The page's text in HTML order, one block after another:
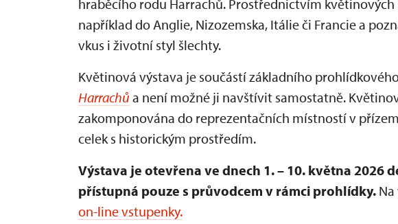
hraběcího rodu Harrachů. Prostřednictvím květinových
například do Anglie, Nizozemska, Itálie či Francie a
vkus i životní styl šlechty.
Květinová výstava je součástí základního
Harrachů a není možné ji navštívit samostatně.
zakomponována do reprezentačních místností v
celek s historickým prostředím.
Výstava je otevřena ve dnech 1. – 10. května 2026
přístupná pouze s průvodcem v rámci prohlídky.
on-line vstupenky.